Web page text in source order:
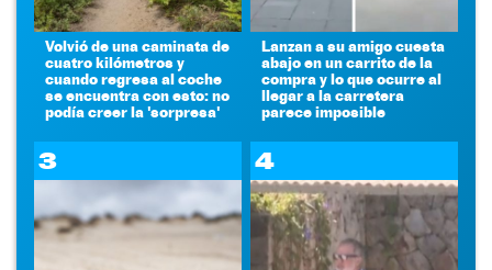
Volvió de una caminata de
cuatro kilómetros y
cuando regresa al coche
se encuentra con esto: no
podía creer la 'sorpresa'
Lanzan a su amigo cuesta
abajo en un carrito de la
compra y lo que ocurre al
llegar a la carretera
parece imposible
3 4